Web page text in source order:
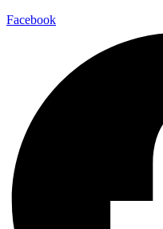
Facebook